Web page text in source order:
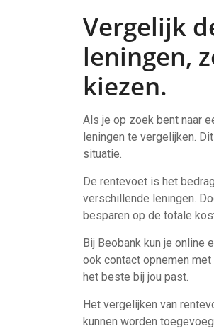
Vergelijk
leningen,
kiezen.
Als je op zoek bent naar
leningen te vergelijken.
situatie.
De rentevoet is het
verschillende leningen.
besparen op de totale
Bij Beobank kun je online
ook contact opnemen
het beste bij jou past.
Het vergelijken van
kunnen worden